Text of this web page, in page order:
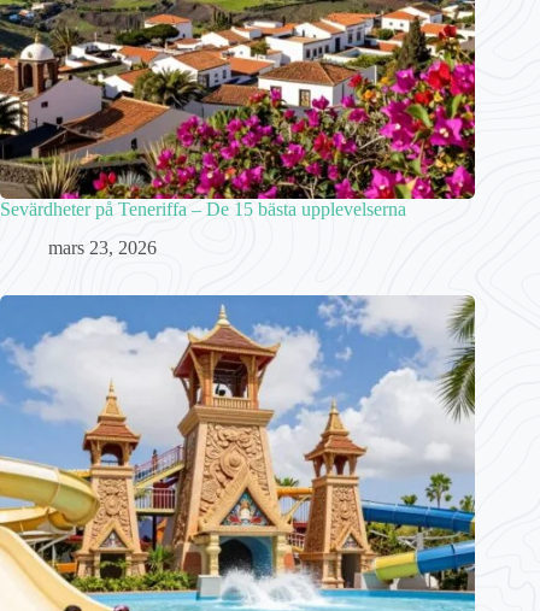
Sevärdheter på Teneriffa – De 15 bästa upplevelserna
mars 23, 2026